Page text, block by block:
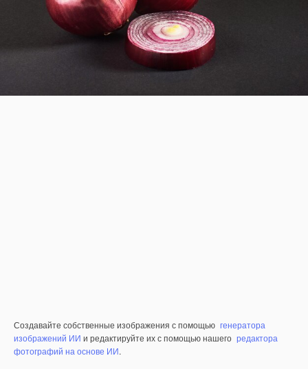
Создавайте собственные изображения с помощью генератора
изображений ИИ и редактируйте их с помощью нашего редактора
фотографий на основе ИИ.